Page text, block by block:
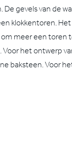
gevels van de
klokkentoren.
meer een toren
het ontwerp
baksteen. Voor